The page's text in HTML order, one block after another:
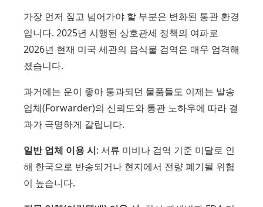
가장 먼저 짚고 넘어가야 할 부분은 변화된 통관 환경
입니다. 2025년 시행된 상호관세 정책의 여파로
2026년 현재 미국 세관의 음식물 검역은 매우 엄격해
졌습니다.
과거에는 운이 좋아 통과되던 물품들도 이제는 발송
업체(Forwarder)의 신뢰도와 통관 노하우에 따라 결
과가 극명하게 갈립니다.
일반 업체 이용 시: 서류 미비나 검역 기준 미달로 인
해 한국으로 반송되거나 현지에서 전량 폐기될 위험
이 높습니다.